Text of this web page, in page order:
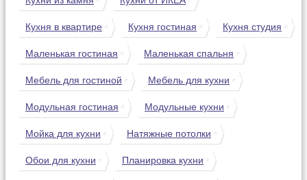
Кухня в квартире Кухня гостиная Кухня студия
Маленькая гостиная Маленькая спальня
Мебель для гостиной Мебель для кухни
Модульная гостиная Модульные кухни
Мойка для кухни Натяжные потолки
Обои для кухни Планировка кухни